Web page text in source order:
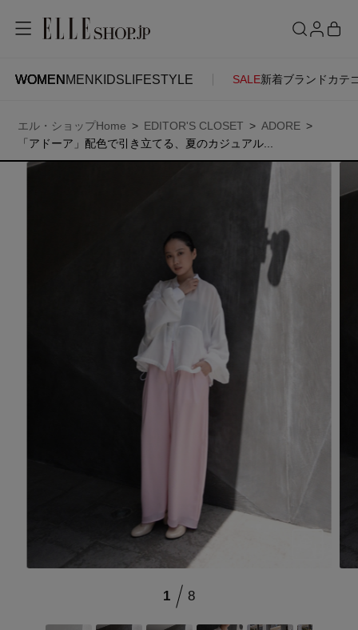
WOMEN MEN KIDS LIFESTYLE SALE新着ブランド カテ
WOMENMENKIDSLIFESTYLE
ITEMS
【予約】新作ウェアをチェック
【Tシャツ】デイリーに活躍
【日傘】完全遮光・軽量傘
ACCOUNT
お気に入りアイテム
SEE RESULTS
エル・ショップHome EDITOR'S CLOSET
ADORE
「アドーア」配色で引き立てる、夏のカジュアル...
1 8